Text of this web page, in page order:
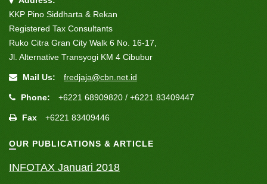
KKP Pino Siddharta & Rekan
Registered Tax Consultants
Ruko Citra Gran City Walk 6 No. 16-17,
Jl. Alternative Transyogi KM 4 Cibubur
Mail Us: fredjaja@cbn.net.id
Phone: +6221 68909820 / +6221 83409447
Fax +6221 83409446
OUR PUBLICATIONS & ARTICLE
INFOTAX Januari 2018